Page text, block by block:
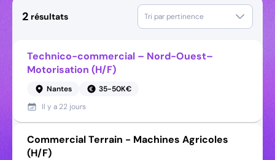
2 résultats Tri par pertinence
Technico-commercial – Nord-Ouest–
Motorisation (H/F)
Nantes
35-50K€
Il y a 22 jours
Commercial Terrain - Machines Agricoles
(H/F)